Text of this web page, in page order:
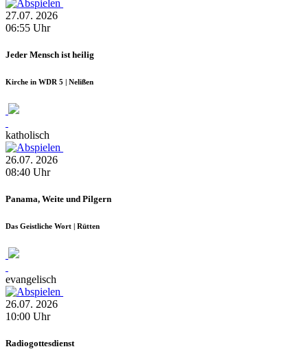
27.07. 2026
06:55 Uhr
Jeder Mensch ist heilig
Kirche in WDR 5 | Nelißen
katholisch
26.07. 2026
08:40 Uhr
Panama, Weite und Pilgern
Das Geistliche Wort | Rütten
evangelisch
26.07. 2026
10:00 Uhr
Radiogottesdienst